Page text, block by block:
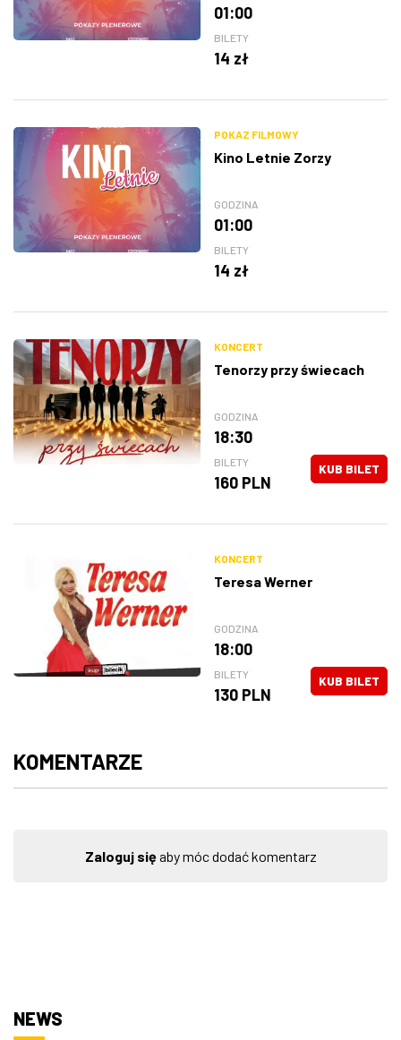
01:00
BILETY
14 zł
POKAZ FILMOWY
Kino Letnie Zorzy
GODZINA
01:00
BILETY
14 zł
KONCERT
Tenorzy przy świecach
GODZINA
18:30
BILETY
160 PLN
KUB BILET
KONCERT
Teresa Werner
GODZINA
18:00
BILETY
130 PLN
KUB BILET
KOMENTARZE
Zaloguj sięaby móc dodać komentarz
NEWS